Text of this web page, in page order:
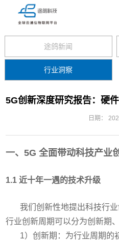
途鸽新闻
行业洞察
5G创新深度研究报告：硬
日期：
一、5G 全面带动科技产业
1.1 近十年一遇的技术升级
我们创新性地提出科技行
行业创新周期可以分为创新期
1）创新期：为行业周期的